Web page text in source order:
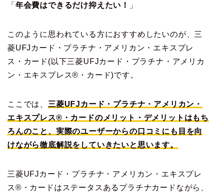
「 年会費はできるだけ抑えたい！ 」
このように思われている方におすすめしたいのが、三
菱UFJカード・プラチナ・アメリカン・エキスプレ
ス・カード(以下三菱UFJカード・プラチナ・アメリカ
ン・エキスプレス®・カード)です。
ここでは、 三菱UFJカード・プラチナ・アメリカン・
エキスプレス®・カードのメリット・デメリットはもち
ろんのこと、実際のユーザーからの口コミにも目を向
けながら徹底解説をしていきたいと思います。
三菱UFJカード・プラチナ・アメリカン・エキスプレ
ス®・カードはステータスあるプラチナカードながら、